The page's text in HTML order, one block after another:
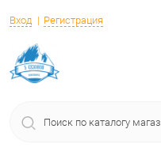
Вход Регистрация